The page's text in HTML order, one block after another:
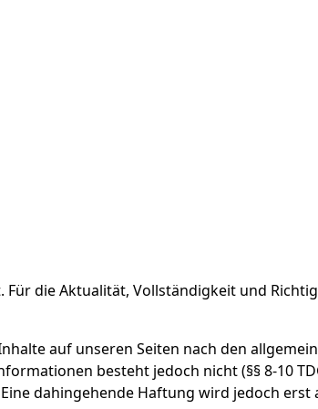
die Aktualität, Vollständigkeit und
auf unseren Seiten nach den
besteht jedoch nicht (§§ 8-10
dahingehende Haftung wird jedoch